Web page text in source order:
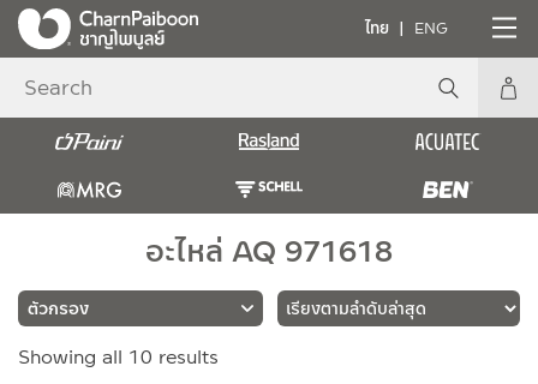
ไทย ENG
อะไหล่ AQ 971618
แบรนด์
Showing all 10 results